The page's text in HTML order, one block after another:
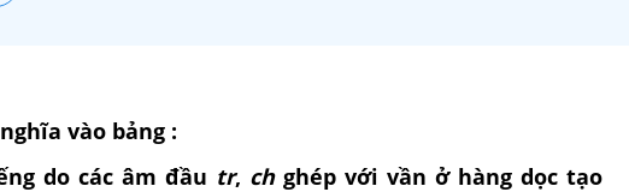
vào bảng :
do các âm đầu tr, chghép với vần ở hàng dọc tạo